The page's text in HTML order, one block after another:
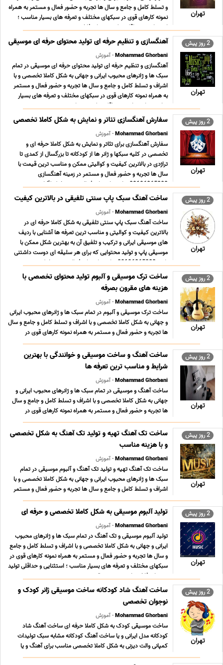
تهران
و تسلط کامل و جامع و سال ها تجربه و حضور فعال و مستمر به همراه
نمونه کارهای قوی در سبکهای مختلف و تعرفه های بسیار مناسب ؛
استثنایی و حداقلی تولید محتوای فاخ ... ...
2 روز پیش
تهران
آهنگسازی و تنظیم حرفه ای تولید محتوای حرفه ای موسیقی
Mohammad Ghorbani- آموزش
آهنگسازی و تنظیم حرفه ای تولید محتوای حرفه ای موسیقی در تمام
سبک ها و ژانرهای محبوب ایرانی و جهانی به شکل کاملا تخصصی و با
اشراف و تسلط کامل و جامع و سال ها تجربه و حضور فعال و مستمر
به همراه نمونه کارهای قوی در سبکهای مختلف و تعرفه های بسیار
مناسب ؛ استثنایی و حداقلی تولید محتوا ... ...
2 روز پیش
تهران
سفارش آهنگسازی تئاتر و نمایش به شکل کاملا تخصصی
Mohammad Ghorbani- آموزش
سفارش آهنگسازی برای تئاتر و نمایش به شکل کاملا حرفه ای و
تخصصی در کلیه سبکها و ژانر ها از کودکانه تا بزرگسال از کمدی تا
تراژدی در بالانرین کیفیت و کوالیتی ممکن و مناسب ترین قیمت با
سال ها تجربه و حضور فعال و مستمر در زمینه آهنگسازی
09196065003 پیام رسان های فعال همین خط تلگرام رو ... ...
2 روز پیش
تهران
ساخت آهنگ سبک پاپ سنتی تلفیقی در بالاترین کیفیت
Mohammad Ghorbani- آموزش
ساخت آهنگ سبک پاپ سنتی تلفیقی به شکل کاملا حرفه ای در
بالاترین کیفیت و کوالیتی و مناسب ترین تعرفه ها آشنایی با ردیف
های موسیقی ایرانی و ترکیب و تلفیق آن به بهترین شکل ممکن با
موسیقی پاپ و تولید محتوایی که برای هر سلیقه ای دوست داشتنی
باشد 09196065003 پیام رسان های فعال همین خط ... ...
2 روز پیش
تهران
ساخت ترک موسیقی و آلبوم تولید محتوای تخصصی با
هزینه های مقرون بصرفه
Mohammad Ghorbani- آموزش
ساخت ترک موسیقی و آلبوم در تمام سبک ها و ژانرهای محبوب ایرانی
و جهانی به شکل کاملا تخصصی و با اشراف و تسلط کامل و جامع و سال
ها تجربه و حضور فعال و مستمر به همراه نمونه کارهای قوی در
سبکهای مختلف و تعرفه های بسیار مناسب ؛ استثنایی و حداقلی تولید
محتوای فاخر و ارزشمند موسیقی کلیه ... ...
2 روز پیش
تهران
ساخت آهنگ و ساخت موسیقی و خوانندگی با بهترین
شرایط و مناسب ترین تعرفه ها
Mohammad Ghorbani- آموزش
ساخت آهنگ و موسیقی در تمام سبک ها و ژانرهای محبوب ایرانی و
جهانی به شکل کاملا تخصصی و با اشراف و تسلط کامل و جامع و سال
ها تجربه و حضور فعال و مستمر به همراه نمونه کارهای قوی در
سبکهای مختلف و تعرفه های بسیار مناسب ؛ استثنایی و حداقلی تولید
محتوای فاخر و ارزشمند موسیقی کلیه خدما ... ...
2 روز پیش
تهران
ساخت تک آهنگ تهیه و تولید تک آهنگ به شکل تخصصی
و با هزینه مناسب
Mohammad Ghorbani- آموزش
ساخت تک آهنگ تهیه و تولید تک آهنگ و آلبوم موسیقی در تمام
سبک ها و ژانرهای محبوب ایرانی و جهانی به شکل کاملا تخصصی و با
اشراف و تسلط کامل و جامع و سال ها تجربه و حضور فعال و مستمر
به همراه نمونه کارهای قوی در سبکهای مختلف و تعرفه های بسیار
مناسب ؛ استثنایی و حداقلی تولید محتوای فا ... ...
2 روز پیش
تهران
تولید آلبوم موسیقی به شکل کاملا تخصصی و حرفه ای
Mohammad Ghorbani- آموزش
تولید آلبوم موسیقی و تک آهنگ در تمام سبک ها و ژانرهای محبوب
ایرانی و جهانی به شکل کاملا تخصصی و با اشراف و تسلط کامل و جامع
و سال ها تجربه و حضور فعال و مستمر به همراه نمونه کارهای قوی در
سبکهای مختلف و تعرفه های بسیار مناسب ؛ استثنایی و حداقلی تولید
محتوای فاخر و ارزشمند موسیقی ... ...
2 روز پیش
تهران
ساخت آهنگ شاد کودکانه ساخت موسیقی ژانر کودک و
نوجوان تخصصی
Mohammad Ghorbani- آموزش
ساخت موسیقی کودک به شکل کاملا حرفه ای ساخت آهنگ شاد
کودکانه مدل ایرانی و یا ساخت آهنگ کودکانه مشابه سبک تولیدات
کمپانی والت دیزنی به شکل کاملا تخصصی مناسب برای آهنگ و یا
آلبوم موسیقی کودک مناسب برای ساخت موسیقی متن نمایش و یا